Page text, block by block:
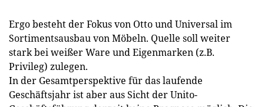
Ergo besteht der Fokus von Otto und Universal im
Sortimentsausbau von Möbeln. Quelle soll weiter
stark bei weißer Ware und Eigenmarken (z.B.
Privileg) zulegen.
In der Gesamtperspektive für das laufende
Geschäftsjahr ist aber aus Sicht der Unito-